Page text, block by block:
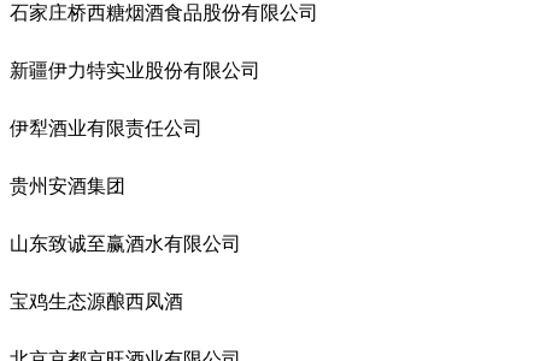
石家庄桥西糖烟酒食品股份有限公司
新疆伊力特实业股份有限公司
伊犁酒业有限责任公司
贵州安酒集团
山东致诚至赢酒水有限公司
宝鸡生态源酿西凤酒